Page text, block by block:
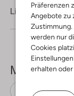
Präferenzen
Angebote zu
Zustimmung.
werden nur
Cookies
erhalten
Lieferung &
Mehr sehen